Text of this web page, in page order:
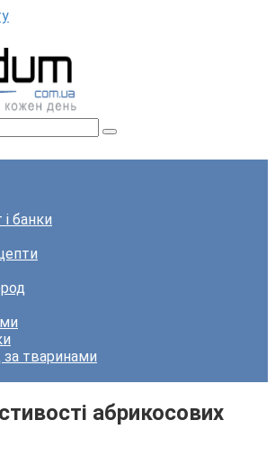
банки
тваринами
абрикосових